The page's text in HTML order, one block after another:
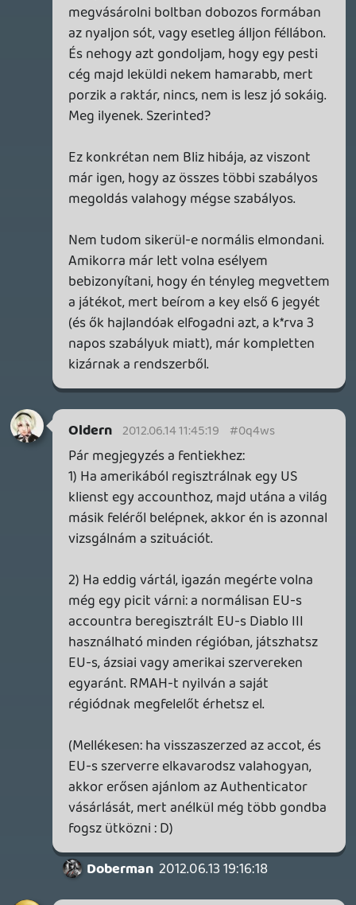
imént loptam. És engem ne állítson meg
holmi önjelölt bíró..
A sok lépcsős account leépítés teljesen
rossz. A rendszer nem kínál megoldást
(nem véd), kötelező jelleggel elbuksz,
bármint tettél.
Bali222 2012.06.13 19:58:57 #0q4wi
Ha a profilodhoz hozzá lett adva akkor
Szerintem a hiba az account lopás
gyanúval lesz. Amerikai ip-ről lett
beregelve a diablo, te meg nem sokkal
utána magyarról akartad tolni. Nem egy
mindennapi dolog azért valljuk be. És az
esetek 99%-ban az account lopás pont így
néz ki.
Ray 2012.06.13 19:58:10 #0q4wh
figyelembe,hogy Te akartad kijátszani a
log-protokollt!
Azé' erre gondolom kínosan ügyelnek.....
2012.06.13 19:51:56 #0q4wg
Mert ha nem zárolják automatikusan,
hanem előzetesen egyeztetnek veled,
akkor ha esetleg tényleg illetéktelen
hozzáférés történt és mondjuk
bankkártyaadatokat is megadtál...
Valószínűleg pont emiatt van normális
support, egyébként.
Doberman
2012.06.13 19:43:52
Doberman
2 fajta verzió bizonyára van, mert nem
hivatalosan az kavarta be az egész
córeszt. Usa kód nem ment az általam
letöltött EU klinessel.
axl 2012.06.13 19:49:34 #0q4we